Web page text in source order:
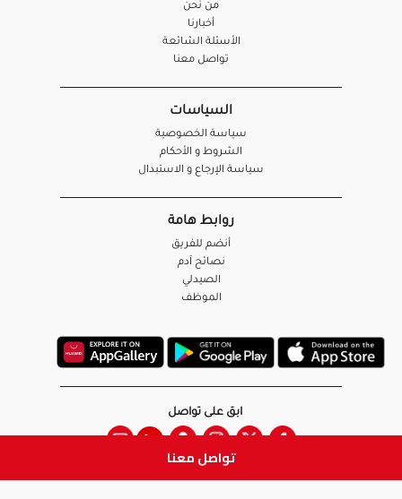
تواصل معنا
من نحن
أخبارنا
الأسئلة الشائعة
تواصل معنا
السياسات
سياسة الخصوصية
الشروط و الأحكام
سياسة الإرجاع و الاستبدال
روابط هامة
أنضم للفريق
نصائح آدم
الصيدلي
الموظف
ابق على تواصل